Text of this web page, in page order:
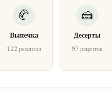
Выпечка
122 рецептов
Десерты
97 рецептов